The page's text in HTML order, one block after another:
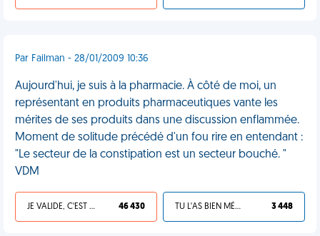
Par Failman - 28/01/2009 10:36
Aujourd'hui, je suis à la pharmacie. À côté de moi, un
représentant en produits pharmaceutiques vante les
mérites de ses produits dans une discussion enflammée.
Moment de solitude précédé d'un fou rire en entendant :
"Le secteur de la constipation est un secteur bouché. "
VDM
JE VALIDE, C'EST UNE VDM 46 430 TU L'AS BIEN MÉRITÉ 3 448